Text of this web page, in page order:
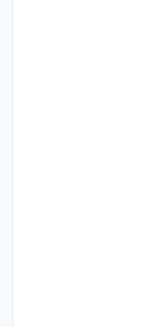
تکیه بر دانش فنی و
گام برمی‌دارد. ما
اساسی و زیربنای
پیشرفته تصفیه آب
از فناوری‌های نوین
از منابع آبی ارائه